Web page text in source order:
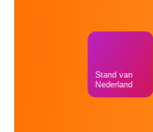
Stand van
Nederland